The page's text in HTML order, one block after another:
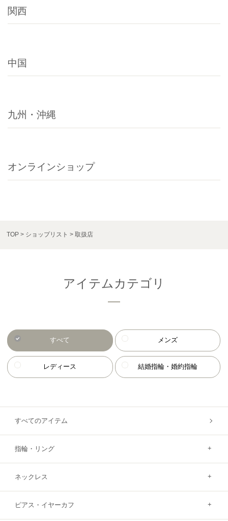
関西
中国
九州・沖縄
オンラインショップ
TOP ショップリスト 取扱店
アイテムカテゴリ
すべて メンズ
レディース 結婚指輪・婚約指輪
すべてのアイテム
指輪・リング
ネックレス
ピアス・イヤーカフ